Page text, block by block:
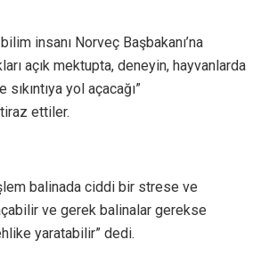
insanı Norveç Başbakanı’na
açık mektupta, deneyin, hayvanlarda
yol açacağı”
ettiler.
balinada ciddi bir strese ve
ve gerek balinalar gerekse
yaratabilir” dedi.